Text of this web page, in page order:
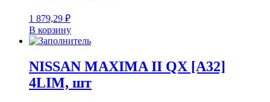
1 879,29 ₽
В корзину
NISSAN MAXIMA II QX [A32]
4LIM, шт